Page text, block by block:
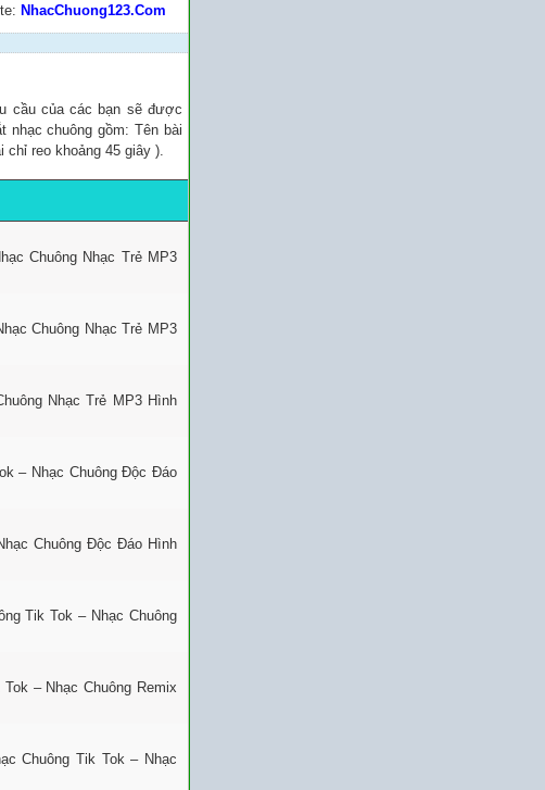
NhacChuong123.Com
cầu của các bạn sẽ được
chuông gồm: Tên bài
chỉ reo khoảng 45 giây ).
Chuông Nhạc Trẻ MP3
Chuông Nhạc Trẻ MP3
Nhạc Trẻ MP3 Hình
– Nhạc Chuông Độc Đáo
Chuông Độc Đáo Hình
Tik Tok – Nhạc Chuông
– Nhạc Chuông Remix
Chuông Tik Tok – Nhạc